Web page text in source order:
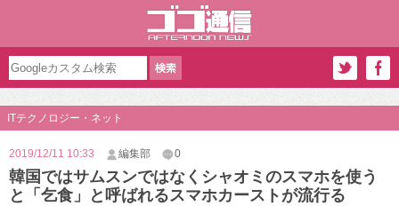
ITテクノロジー・ネット
2019/12/11 10:33 編集部 0
韓国ではサムスンではなくシャオミのスマホを使う
と「乞食」と呼ばれるスマホカーストが流行る